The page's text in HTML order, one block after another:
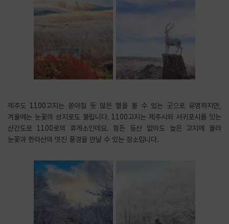
제주도 1100고지는 쏟아질 듯 많은 별을 볼 수 있는 곳으로 유명하지만,
겨울에는 눈꽃의 성지로도 불립니다. 1100고지는 제주시와 서귀포시를 잇는
산간도로 1100로의 휴게소인데요. 힘든 등산 없이도 높은 고지에 올라
눈꽃과 한라산의 멋진 풍경을 만날 수 있는 장소입니다.